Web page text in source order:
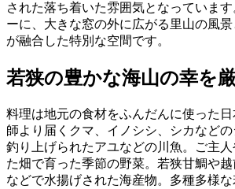
された落ち着いた雰囲気となっていま
ーに、大きな窓の外に広がる里山の風
が融合した特別な空間です。
若狭の豊かな海山の幸を
料理は地元の食材をふんだんに使った
師より届くクマ、イノシシ、シカなど
釣り上げられたアユなどの川魚。ご主
た畑で育った季節の野菜。若狭甘鯛や
などで水揚げされた海産物。多種多様